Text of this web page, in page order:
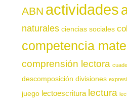
ABN actividades
naturales ciencias sociales
competencia
comprensión lectora
descomposición divisiones
juego lectoescritura lectura